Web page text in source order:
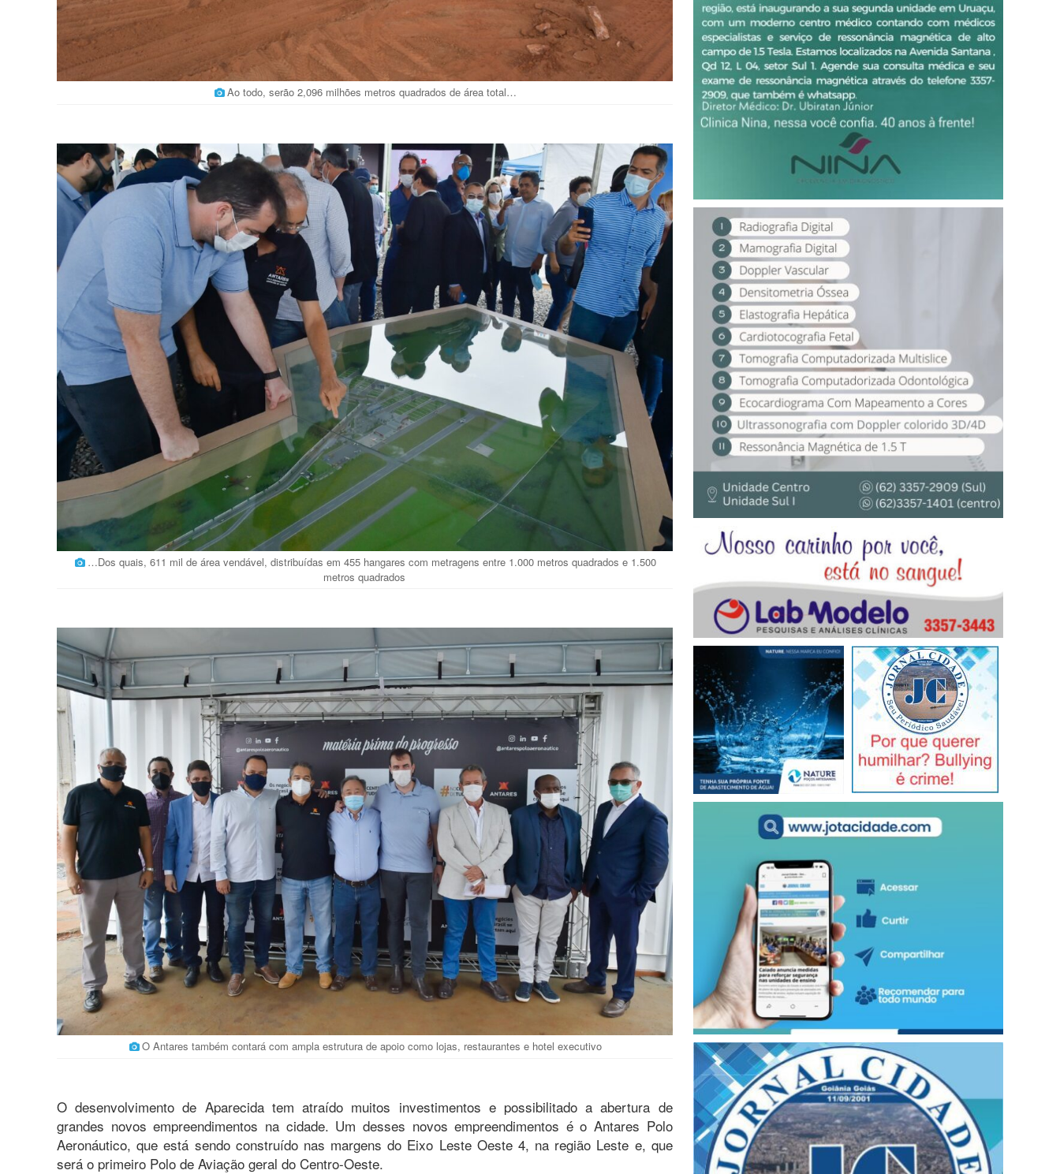
Ao todo, serão 2,096 milhões metros quadrados de área total…
…Dos quais, 611 mil de área vendável, distribuídas em 455 hangares com metragens entre 1.000 metros quadrados e 1.500
metros quadrados
O Antares também contará com ampla estrutura de apoio como lojas, restaurantes e hotel executivo
O desenvolvimento de Aparecida tem atraído muitos investimentos e possibilitado a abertura de
grandes novos empreendimentos na cidade. Um desses novos empreendimentos é o Antares Polo
Aeronáutico, que está sendo construído nas margens do Eixo Leste Oeste 4, na região Leste e, que
será o primeiro Polo de Aviação geral do Centro-Oeste.